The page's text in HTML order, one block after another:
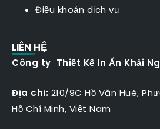
Điều khoản dịch vụ
LIÊN HỆ
Công ty Thiết Kế In Ấn Khải
Địa chỉ: 210/9C Hồ Văn Huê,
Hồ Chí Minh, Việt Nam